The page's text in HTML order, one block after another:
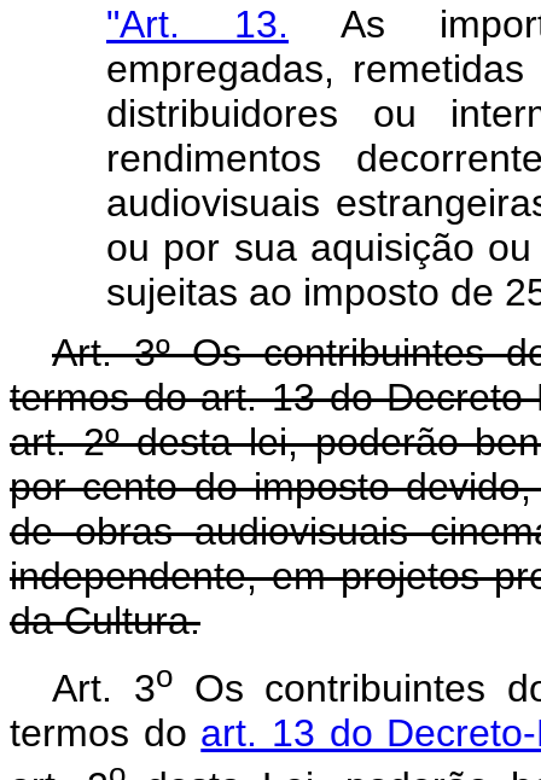
"Art. 13. As
empregadas,
distribuidores ou
rendimentos
audiovisuais
ou por sua aquisição
sujeitas ao imposto de
Art. 3º Os contribuintes
termos do art. 13 do
art. 2º desta lei, poderão
por cento do imposto
de obras audiovisuais
independente, em projetos
da Cultura.
Art. 3oOs contribuintes
termos do art. 13 do